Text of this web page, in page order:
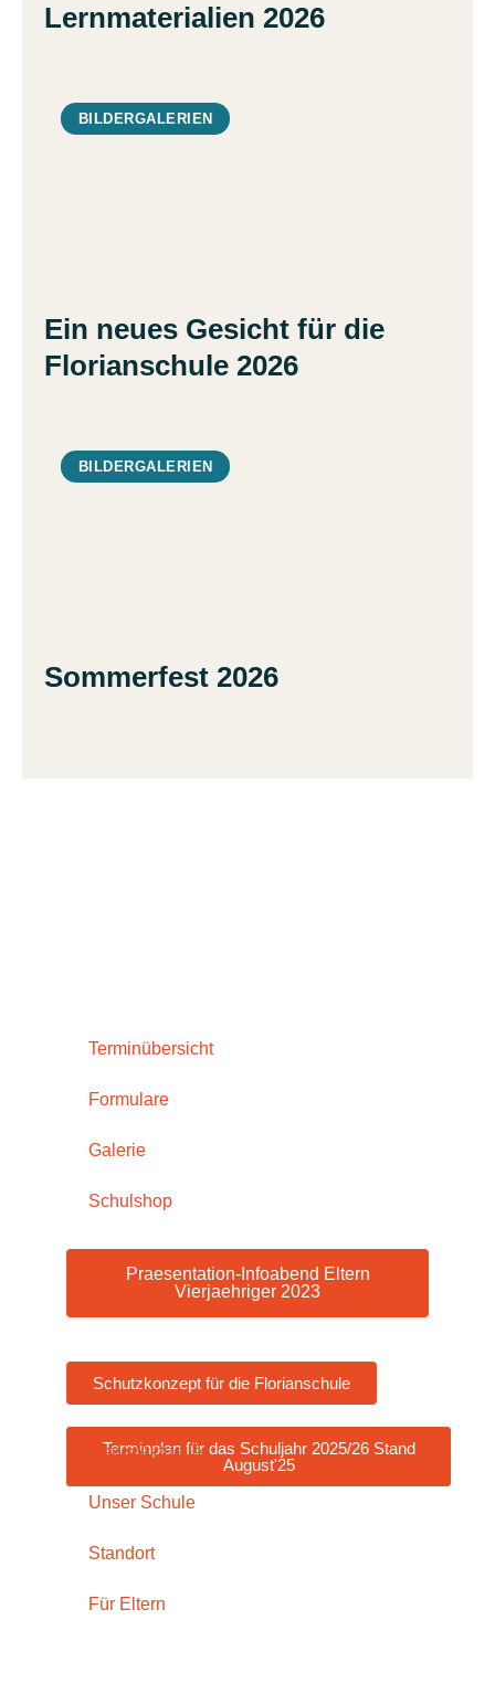
Lernmaterialien 2026
BILDERGALERIEN
Ein neues Gesicht für die
Florianschule 2026
BILDERGALERIEN
Sommerfest 2026
Terminübersicht
Formulare
Galerie
Schulshop
Praesentation-Infoabend Eltern
Vierjaehriger 2023
Schutzkonzept für die Florianschule
News/Aktuelles
Unser Schule
Standort
Für Eltern
Vorbereitender Elternabend 1.Schuljahr
Florianschule 2.Juli 2026
Terminplan für das Schuljahr 2025/26 Stand
August'25